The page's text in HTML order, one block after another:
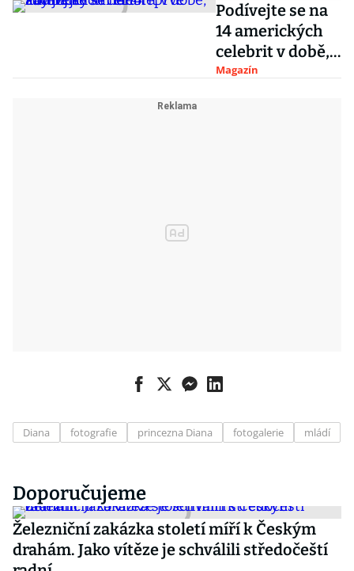
Podívejte se na
14 amerických
celebrit v době,
kdy jejich
Magazín
Diana fotografie princezna Diana fotogalerie mládí
Doporučujeme
Železniční zakázka století míří k Českým
drahám. Jako vítěze je schválili středočeští